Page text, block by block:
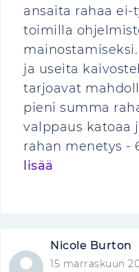
ansaita rahaa
toimilla
ja useita
tarjoavat
pieni summa
valppaus katoaa
rahan menetys -
lisää
Nicole Burton
15 marraskuun